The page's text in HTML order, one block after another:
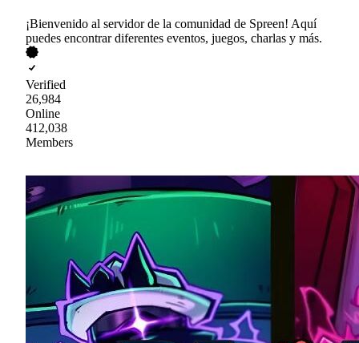
¡Bienvenido al servidor de la comunidad de Spreen! Aquí
puedes encontrar diferentes eventos, juegos, charlas y más.
Verified
26,984
Online
412,038
Members